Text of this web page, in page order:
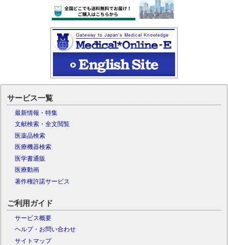
サービス一覧
最新情報・特集
文献検索・全文閲覧
医薬品検索
医療機器検索
医学書通販
医療動画
著作権許諾サービス
ご利用ガイド
サービス概要
ヘルプ・お問い合わせ
サイトマップ